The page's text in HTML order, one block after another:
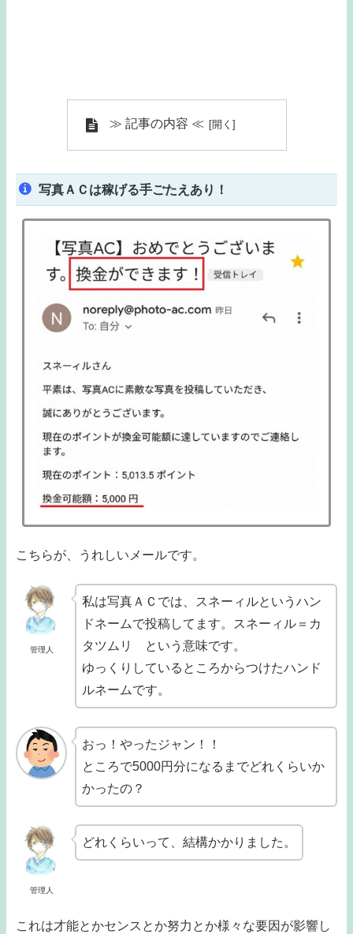
≫ 記事の内容 ≪
写真ＡＣは稼げる手ごたえあり！
こちらが、うれしいメールです。
管理人
私は写真ＡＣでは、スネーィルというハン
ドネームで投稿してます。スネーィル＝カ
タツムリ という意味です。
ゆっくりしているところからつけたハンド
ルネームです。
おっ！やったジャン！！
ところで5000円分になるまでどれくらいか
かったの？
管理人
どれくらいって、結構かかりました。
これは才能とかセンスとか努力とか様々な要因が影響し